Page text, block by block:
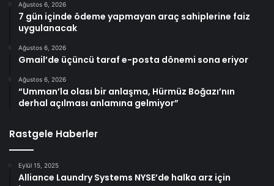
Ağustos 6, 2026
7 gün içinde ödeme yapmayan araç sahiplerine faiz
uygulanacak
Ağustos 6, 2026
Gmail’de üçüncü taraf e-posta dönemi sona eriyor
Ağustos 6, 2026
“Umman’la olası bir anlaşma, Hürmüz Boğazı’nın
derhal açılması anlamına gelmiyor”
Rastgele Haberler
Eylül 15, 2025
Alliance Laundry Systems NYSE’de halka arz için